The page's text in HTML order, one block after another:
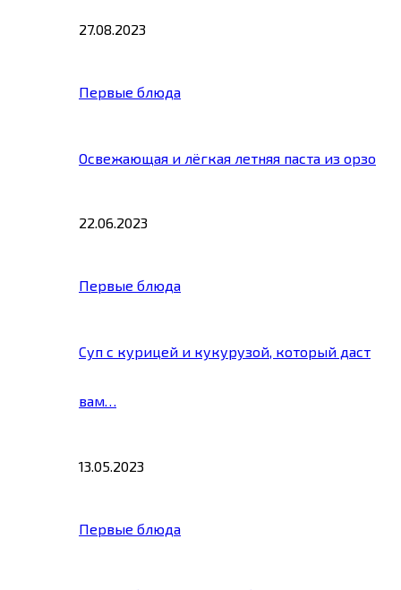
27.08.2023
Первые блюда
Освежающая и лёгкая летняя паста из орзо
22.06.2023
Первые блюда
Суп с курицей и кукурузой, который даст
вам…
13.05.2023
Первые блюда